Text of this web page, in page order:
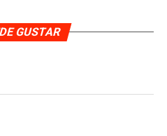
GUSTAR